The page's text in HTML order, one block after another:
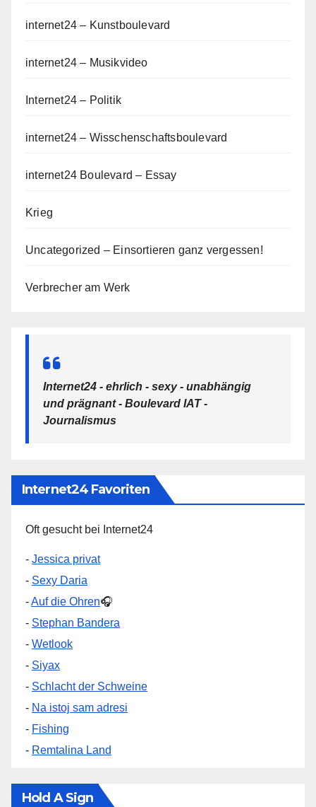
internet24 – Kunstboulevard
internet24 – Musikvideo
Internet24 – Politik
internet24 – Wisschenschaftsboulevard
internet24 Boulevard – Essay
Krieg
Uncategorized – Einsortieren ganz vergessen!
Verbrecher am Werk
Internet24 - ehrlich - sexy - unabhängig
und prägnant - Boulevard IAT -
Journalismus
Internet24 Favoriten
Oft gesucht bei Internet24
- Jessica privat
- Sexy Daria
-Auf die Ohren🎧
- Stephan Bandera
- Wetlook
- Siyax
- Schlacht der Schweine
- Na istoj sam adresi
- Fishing
- Remtalina Land
Hold A Sign